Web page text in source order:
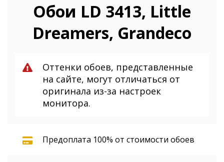
Обои LD 3413, Little
Dreamers, Grandeco
Оттенки обоев, представленные
на сайте, могут отличаться от
оригинала из-за настроек
монитора.
Предоплата 100% от стоимости обоев